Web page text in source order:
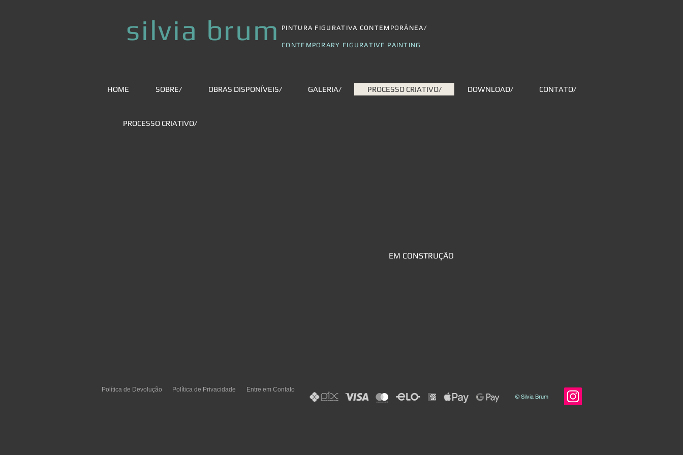
silvia brum PINTURA FIGURATIVA CONTEMPORÂNEA/
CONTEMPORARY FIGURATIVE PAINTING
HOME SOBRE/ OBRAS DISPONÍVEIS/ GALERIA/ PROCESSO CRIATIVO/ DOWNLOAD/ CONTATO/
PROCESSO CRIATIVO/
EM CONSTRUÇÃO
Política de Devolução Política de Privacidade
Entre em Contato
© Silvia Brum